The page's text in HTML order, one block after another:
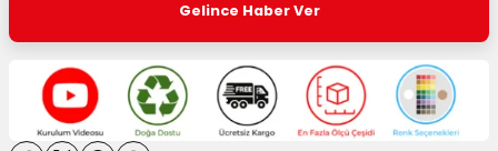
Kutular
Gelince Haber Ver